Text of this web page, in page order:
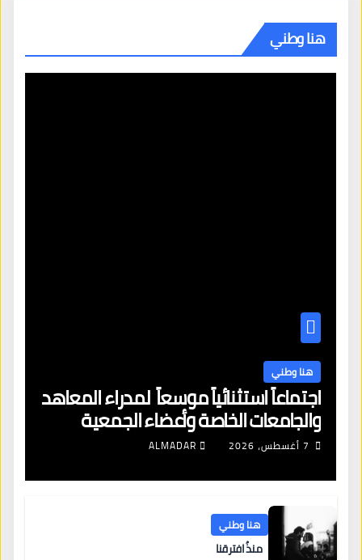
هنا وطني
هنا وطني
اجتماعاً استثنائياً موسعاً لمدراء المعاهد
والجامعات الخاصة وأعضاء الجمعية
العمومية للنقابة العامة لمؤسسات
7 أغسطس، 2026 ALMADAR
هنا وطني
منذُ افترقنا